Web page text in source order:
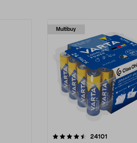
Multibuy
24101
4.5viidestä